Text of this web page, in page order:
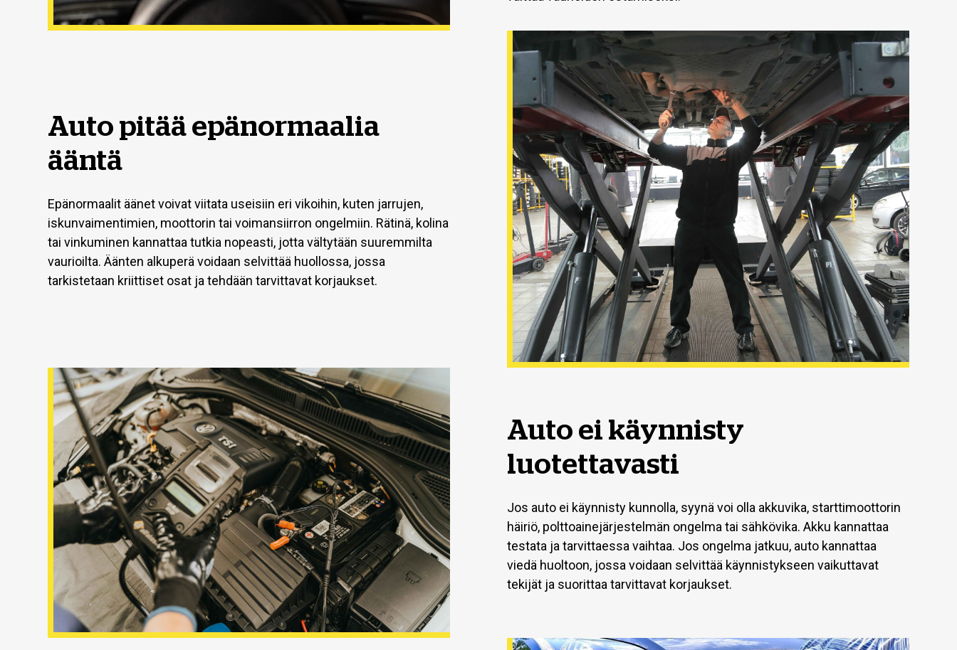
Auto pitää epänormaalia
ääntä
Epänormaalit äänet voivat viitata useisiin eri vikoihin, kuten jarrujen,
iskunvaimentimien, moottorin tai voimansiirron ongelmiin. Rätinä, kolina
tai vinkuminen kannattaa tutkia nopeasti, jotta vältytään suuremmilta
vaurioilta. Äänten alkuperä voidaan selvittää huollossa, jossa
tarkistetaan kriittiset osat ja tehdään tarvittavat korjaukset.
Auto ei käynnisty
luotettavasti
Jos auto ei käynnisty kunnolla, syynä voi olla akkuvika, starttimoottorin
häiriö, polttoainejärjestelmän ongelma tai sähkövika. Akku kannattaa
testata ja tarvittaessa vaihtaa. Jos ongelma jatkuu, auto kannattaa
viedä huoltoon, jossa voidaan selvittää käynnistykseen vaikuttavat
tekijät ja suorittaa tarvittavat korjaukset.